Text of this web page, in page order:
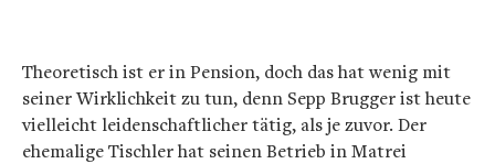
Theoretisch ist er in Pension, doch das hat wenig mit
seiner Wirklichkeit zu tun, denn Sepp Brugger ist heute
vielleicht leidenschaftlicher tätig, als je zuvor. Der
ehemalige Tischler hat seinen Betrieb in Matrei